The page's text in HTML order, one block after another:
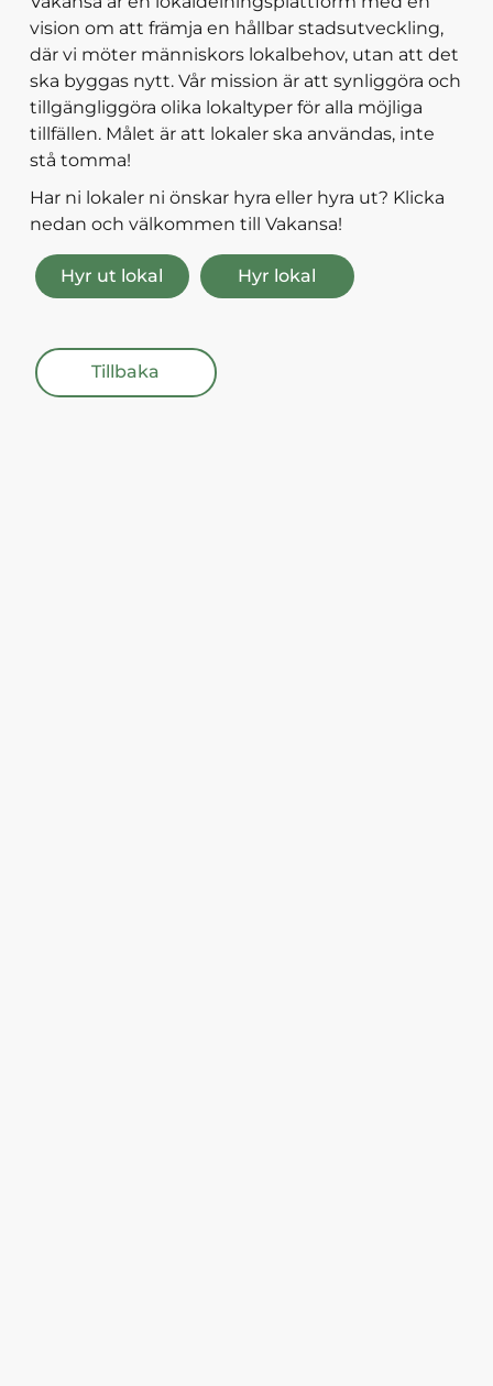
vision om att främja en hållbar stadsutveckling,
där vi möter människors lokalbehov, utan att det
ska byggas nytt. Vår mission är att synliggöra och
tillgängliggöra olika lokaltyper för alla möjliga
tillfällen. Målet är att lokaler ska användas, inte
stå tomma!
Har ni lokaler ni önskar hyra eller hyra ut? Klicka
nedan och välkommen till Vakansa!
Hyr ut lokal Hyr lokal
Tillbaka